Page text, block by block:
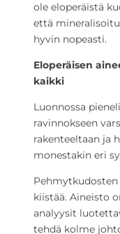
ole eloperäistä
että
hyvin nopeasti.
Eloperäisen
kaikki
Luonnossa
ravinnokseen
rakenteeltaan ja
monestakin eri
kiistää. Aineisto
analyysit
tehdä kolme